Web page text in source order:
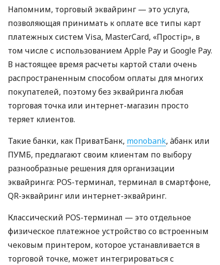
Напомним, торговый эквайринг — это услуга,
позволяющая принимать к оплате все типы карт
платежных систем Visa, MasterCard, «Простір», в
том числе с использованием Apple Pay и Google Pay.
В настоящее время расчеты картой стали очень
распространенным способом оплаты для многих
покупателей, поэтому без эквайринга любая
торговая точка или интернет-магазин просто
теряет клиентов.
Такие банки, как ПриватБанк, monobank, àбанк или
ПУМБ, предлагают своим клиентам по выбору
разнообразные решения для организации
эквайринга: POS-терминал, терминал в смартфоне,
QR-эквайринг или интернет-эквайринг.
Классический POS-терминал — это отдельное
физическое платежное устройство со встроенным
чековым принтером, которое устанавливается в
торговой точке, может интегрироваться с